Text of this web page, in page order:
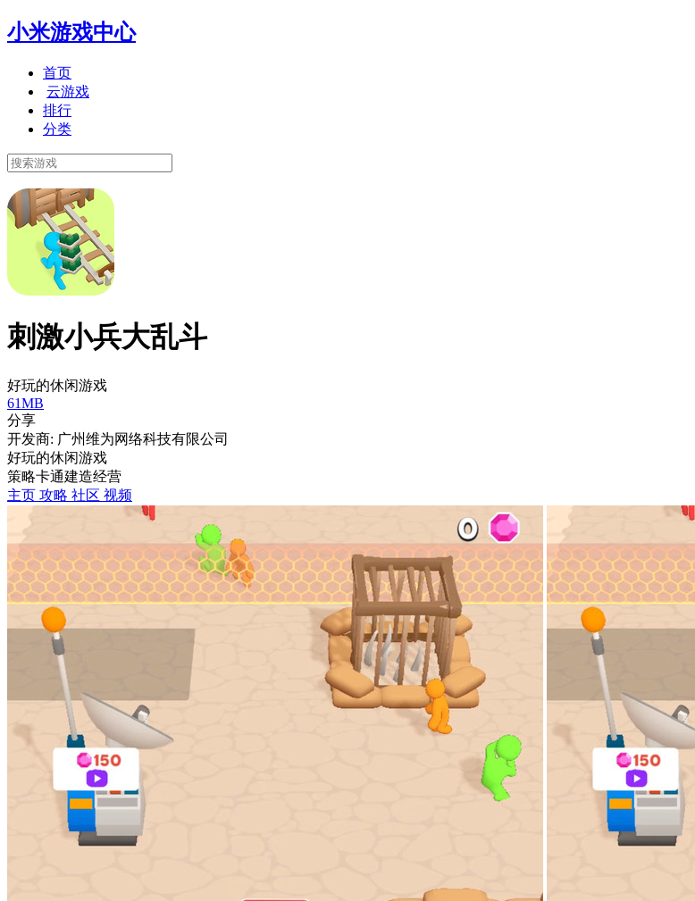
小米游戏中心
首页
云游戏
排行
分类
刺激小兵大乱斗
好玩的休闲游戏
61MB
分享
开发商: 广州维为网络科技有限公司
好玩的休闲游戏
策略卡通建造经营
主页 攻略 社区 视频